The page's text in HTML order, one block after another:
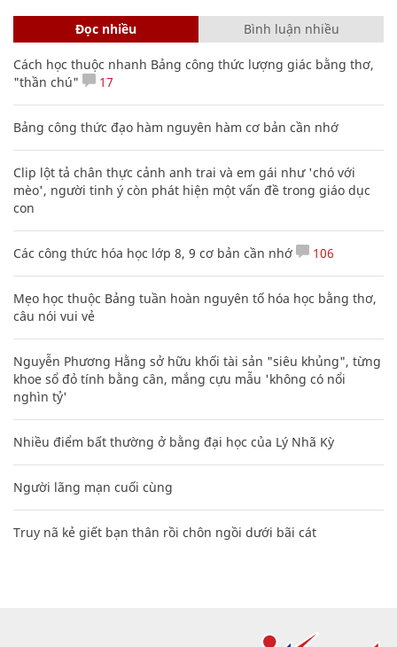
Đọc nhiều Bình luận nhiều
Cách học thuộc nhanh Bảng công thức lượng giác bằng thơ,
"thần chú"
17
Bảng công thức đạo hàm nguyên hàm cơ bản cần nhớ
Clip lột tả chân thực cảnh anh trai và em gái như 'chó với
mèo', người tinh ý còn phát hiện một vấn đề trong giáo dục
con
Các công thức hóa học lớp 8, 9 cơ bản cần nhớ 106
Mẹo học thuộc Bảng tuần hoàn nguyên tố hóa học bằng thơ,
câu nói vui vẻ
Nguyễn Phương Hằng sở hữu khối tài sản "siêu khủng", từng
khoe sổ đỏ tính bằng cân, mắng cựu mẫu 'không có nổi
nghìn tỷ'
Nhiều điểm bất thường ở bằng đại học của Lý Nhã Kỳ
Người lãng mạn cuối cùng
Truy nã kẻ giết bạn thân rồi chôn ngồi dưới bãi cát